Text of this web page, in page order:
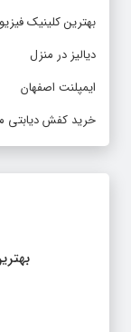
بهترین کلینیک
دیالیز در منزل
ایمپلنت اصفهان
خرید کفش دیابتی